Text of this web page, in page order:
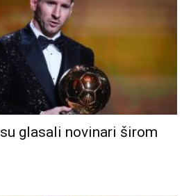
glasali novinari širom